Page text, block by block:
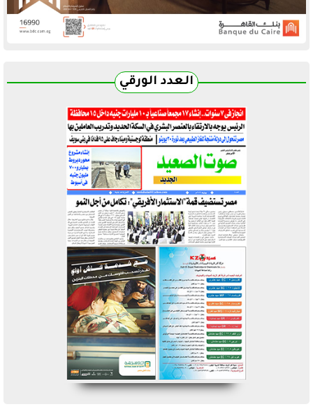
العدد الورقي